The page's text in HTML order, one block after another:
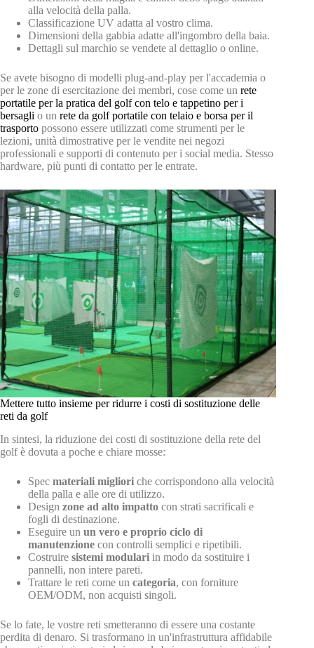
alla velocità della palla.
Classificazione UV adatta al vostro clima.
Dimensioni della gabbia adatte all'ingombro della baia.
Dettagli sul marchio se vendete al dettaglio o online.
Se avete bisogno di modelli plug-and-play per l'accademia o
per le zone di esercitazione dei membri, cose come un rete
portatile per la pratica del golf con telo e tappetino per i
bersagli o un rete da golf portatile con telaio e borsa per il
trasporto possono essere utilizzati come strumenti per le
lezioni, unità dimostrative per le vendite nei negozi
professionali e supporti di contenuto per i social media. Stesso
hardware, più punti di contatto per le entrate.
Mettere tutto insieme per ridurre i costi di sostituzione delle
reti da golf
In sintesi, la riduzione dei costi di sostituzione della rete del
golf è dovuta a poche e chiare mosse:
Spec materiali migliori che corrispondono alla velocità
della palla e alle ore di utilizzo.
Design zone ad alto impatto con strati sacrificali e
fogli di destinazione.
Eseguire un un vero e proprio ciclo di
manutenzione con controlli semplici e ripetibili.
Costruire sistemi modulari in modo da sostituire i
pannelli, non intere pareti.
Trattare le reti come un categoria, con forniture
OEM/ODM, non acquisti singoli.
Se lo fate, le vostre reti smetteranno di essere una costante
perdita di denaro. Si trasformano in un'infrastruttura affidabile